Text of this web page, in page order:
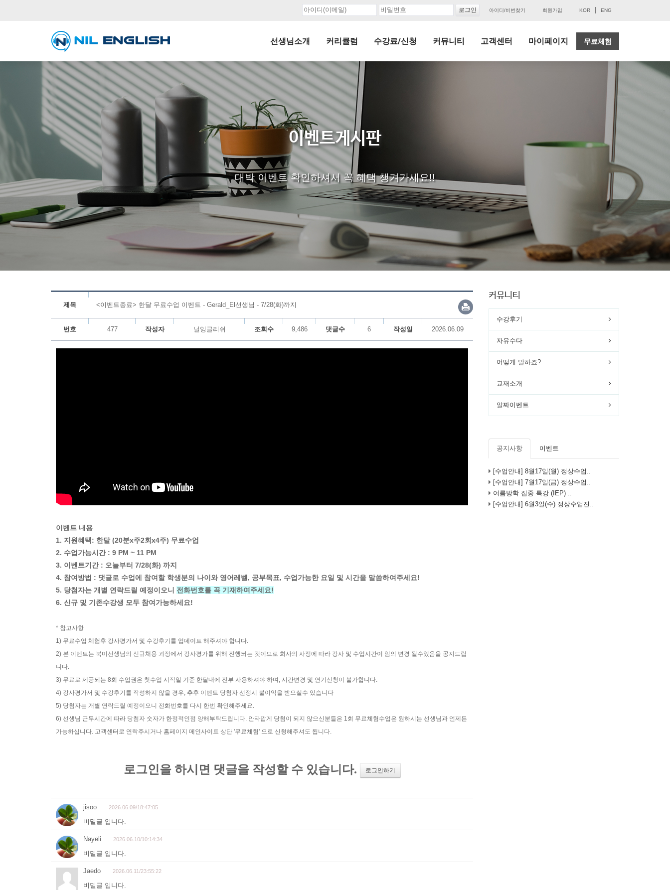
아이디/비번찾기 회원가입 KOR ENG
선생님소개 커리큘럼 수강료/신청 커뮤니티 고객센터 마이페이지 무료체험
이벤트게시판
대박 이벤트 확인하셔서 꼭 혜택 챙겨가세요!!
제목 <이벤트종료> 한달 무료수업 이벤트 - Gerald_El선생님 - 7/28(화)까지
번호 477 작성자 닐잉글리쉬 조회수 9,486 댓글수 6 작성일 2026.06.09
이벤트 내용
1. 지원혜택: 한달 (20분x주2회x4주) 무료수업
2. 수업가능시간 : 9 PM ~ 11 PM
3. 이벤트기간 : 오늘부터 7/28(화) 까지
4. 참여방법 : 댓글로 수업에 참여할 학생분의 나이와 영어레벨, 공부목표, 수업가능한 요일 및 시간을 말씀하여주세요!
5. 당첨자는 개별 연락드릴 예정이오니 전화번호를 꼭 기재하여주세요!
6. 신규 및 기존수강생 모두 참여가능하세요!
* 참고사항
1) 무료수업 체험후 강사평가서 및 수강후기를 업데이트 해주셔야 합니다.
2) 본 이벤트는 북미선생님의 신규채용 과정에서 강사평가를 위해 진행되는 것이므로 회사의 사정에 따라 강사 및 수업시간이 임의 변경 될수있음을 공지드립
니다.
3) 무료로 제공되는 8회 수업권은 첫수업 시작일 기준 한달내에 전부 사용하셔야 하며, 시간변경 및 연기신청이 불가합니다.
4) 강사평가서 및 수강후기를 작성하지 않을 경우, 추후 이벤트 당첨자 선정시 불이익을 받으실수 있습니다
5) 당첨자는 개별 연락드릴 예정이오니 전화번호를 다시 한번 확인해주세요.
6) 선생님 근무시간에 따라 당첨자 숫자가 한정적인점 양해부탁드립니다. 안타깝게 당첨이 되지 않으신분들은 1회 무료체험수업은 원하시는 선생님과 언제든
가능하십니다. 고객센터로 연락주시거나 홈페이지 메인사이트 상단 '무료체험' 으로 신청해주셔도 됩니다.
커뮤니티
수강후기
자유수다
어떻게 말하죠?
교재소개
알짜이벤트
공지사항 이벤트
[수업안내] 8월17일(월) 정상수업..
[수업안내] 7월17일(금) 정상수업..
여름방학 집중 특강 (IEP) ..
[수업안내] 6월3일(수) 정상수업진..